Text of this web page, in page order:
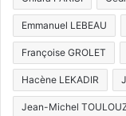
Emmanuel LEBEAU
Françoise GROLET
Hacène LEKADIR
Jean-Michel